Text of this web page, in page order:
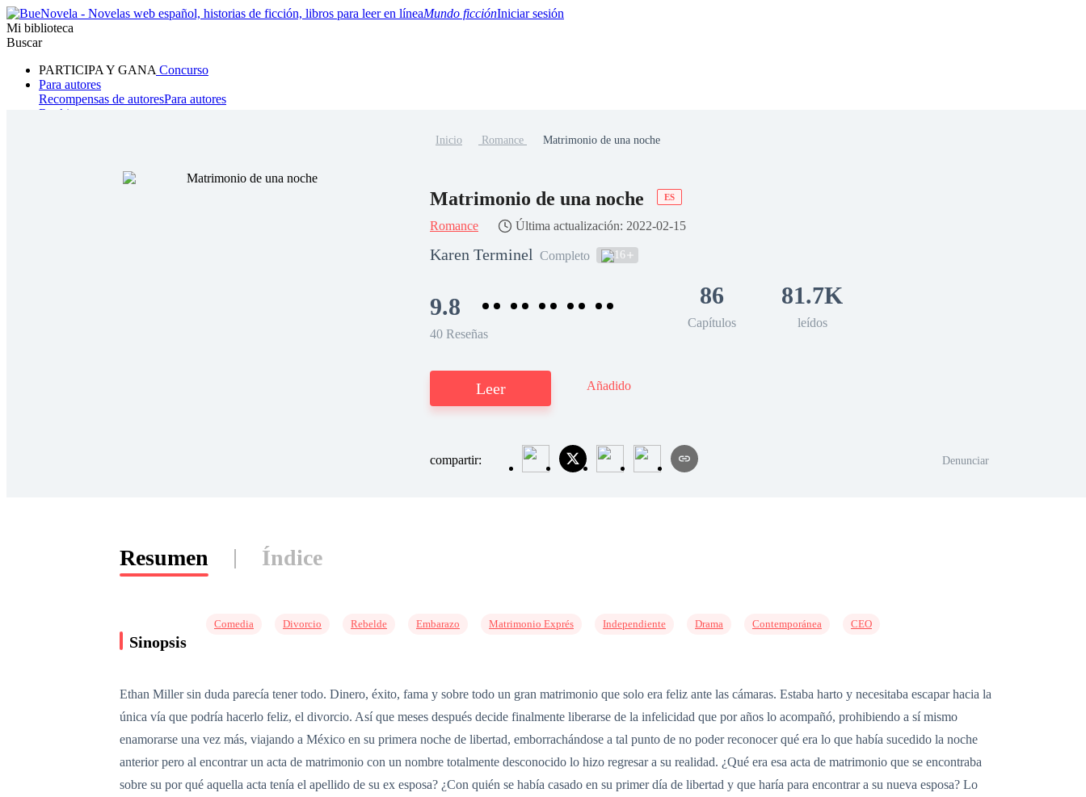
Mundo ficciónIniciar sesión
Mi biblioteca
Buscar
PARTICIPA Y GANA Concurso
Para autores
Recompensas de autoresPara autores
Ranking
Hombre loboMafia Sistema Urbano
Inicio Romance Matrimonio de una noche
Matrimonio de una noche ES
Romance Última actualización: 2022-02-15
Karen Terminel Completo 16
9.8
40 Reseñas
86
Capítulos
81.7K
leídos
Leer Añadido
compartir: Denunciar
Resumen Índice
Sinopsis
Comedia Divorcio Rebelde Embarazo Matrimonio Exprés Independiente Drama Contemporánea CEO
Ethan Miller sin duda parecía tener todo. Dinero, éxito, fama y sobre todo un gran matrimonio que solo era feliz ante las cámaras. Estaba harto y necesitaba escapar hacia la
única vía que podría hacerlo feliz, el divorcio. Así que meses después decide finalmente liberarse de la infelicidad que por años lo acompañó, prohibiendo a sí mismo
enamorarse una vez más, viajando a México en su primera noche de libertad, emborrachándose a tal punto de no poder reconocer qué era lo que había sucedido la noche
anterior pero al encontrar un acta de matrimonio con un nombre totalmente desconocido lo hizo regresar a su realidad. ¿Qué era esa acta de matrimonio que se encontraba
sobre su por qué aquella acta tenía el apellido de su ex esposa? ¿Con quién se había casado en su primer día de libertad y que haría para encontrar a su nueva esposa? Lo